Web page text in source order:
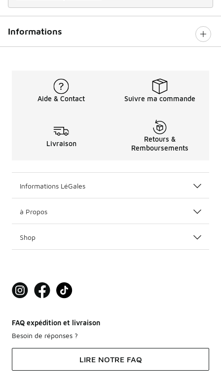
Informations
Aide & Contact Suivre ma commande
Livraison
Retours &
Remboursements
Informations LéGales
à Propos
Shop
FAQ expédition et livraison
Besoin de réponses ?
LIRE NOTRE FAQ